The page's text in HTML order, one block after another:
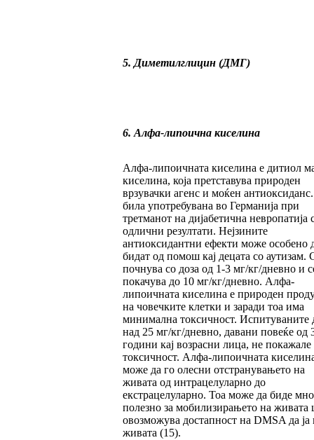
5. Диметилглицин (ДМГ)
6. Алфа-липоична киселина
Алфа-липоичната киселина е дитиол
киселина, која претставува природен
врзувачки агенс и моќен
била употребувана во Германија при
третманот на дијабетична невропатија
одлични резултати. Нејзините
антиоксидантни ефекти може особено
бидат од помош кај децата со аутизам.
почнува со доза од 1-3 мг/кг/дневно и
покачува до 10 мг/кг/дневно. Алфа-
липоичната киселина е природен
на човечките клетки и заради тоа има
минимална токсичност. Испитуваните
над 25 мг/кг/дневно, давани повеќе од
години кај возрасни лица, не покажале
токсичност. Алфа-липоичната
може да го олесни отстранувањето на
живата од интрацелуларно до
екстрацелуларно. Тоа може да биде
полезно за мобилизирањето на живата
овозможува достапност на DMSA да ја
живата (15).